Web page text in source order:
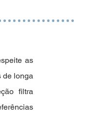
as
de longa
filtra